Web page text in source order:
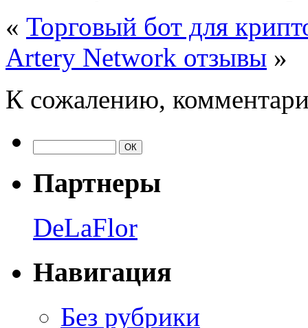
« Торговый бот для
Artery Network отзывы »
К сожалению,
Партнеры
DeLaFlor
Навигация
Без рубрики